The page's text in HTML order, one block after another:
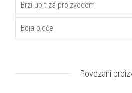
Brzi upit za proizvodom
Boja ploče
Povezani